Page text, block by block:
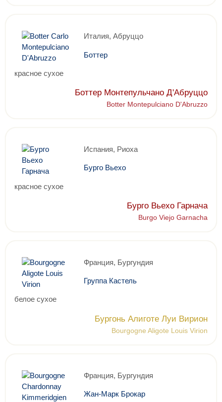
Италия, Абруццо
Боттер
красное сухое
Боттер Монтепульчано Д'Абруццо
Botter Montepulciano D'Abruzzo
Испания, Риоха
Бурго Вьехо
красное сухое
Бурго Вьехо Гарнача
Burgo Viejo Garnacha
Франция, Бургундия
Группа Кастель
белое сухое
Бургонь Алиготе Луи Вирион
Bourgogne Aligote Louis Virion
Франция, Бургундия
Жан-Марк Брокар